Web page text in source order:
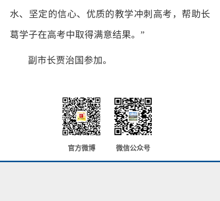
水、坚定的信心、优质的教学冲刺高考，帮助长
葛学子在高考中取得满意结果。”
副市长贾治国参加。
官方微博 微信公众号